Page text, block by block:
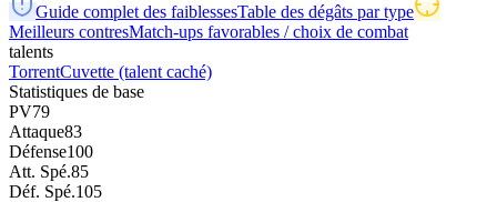
Guide complet des faiblessesTable des dégâts par type
Meilleurs contresMatch-ups favorables / choix de combat
talents
TorrentCuvette (talent caché)
Statistiques de base
PV79
Attaque83
Défense100
Att. Spé.85
Déf. Spé.105